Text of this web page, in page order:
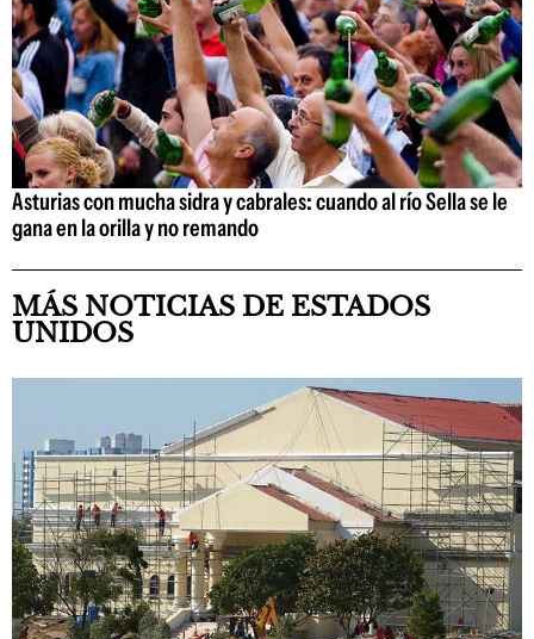
Asturias con mucha sidra y cabrales: cuando al río Sella se le
gana en la orilla y no remando
MÁS NOTICIAS DE ESTADOS
UNIDOS